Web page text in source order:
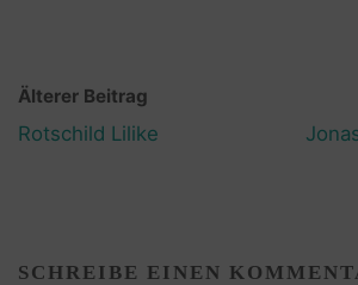
Älterer Beitrag
Rotschild Lilike
SCHREIBE EINEN